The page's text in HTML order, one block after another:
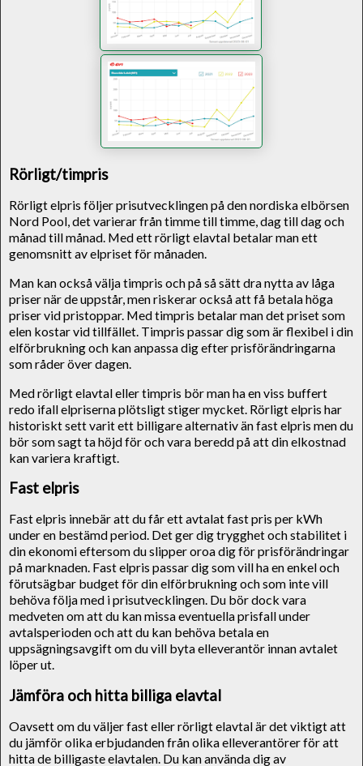
Rörligt/timpris
Rörligt elpris följer prisutvecklingen på den nordiska elbörsen
Nord Pool, det varierar från timme till timme, dag till dag och
månad till månad. Med ett rörligt elavtal betalar man ett
genomsnitt av elpriset för månaden.
Man kan också välja timpris och på så sätt dra nytta av låga
priser när de uppstår, men riskerar också att få betala höga
priser vid pristoppar. Med timpris betalar man det priset som
elen kostar vid tillfället. Timpris passar dig som är flexibel i din
elförbrukning och kan anpassa dig efter prisförändringarna
som råder över dagen.
Med rörligt elavtal eller timpris bör man ha en viss buffert
redo ifall elpriserna plötsligt stiger mycket. Rörligt elpris har
historiskt sett varit ett billigare alternativ än fast elpris men du
bör som sagt ta höjd för och vara beredd på att din elkostnad
kan variera kraftigt.
Fast elpris
Fast elpris innebär att du får ett avtalat fast pris per kWh
under en bestämd period. Det ger dig trygghet och stabilitet i
din ekonomi eftersom du slipper oroa dig för prisförändringar
på marknaden. Fast elpris passar dig som vill ha en enkel och
förutsägbar budget för din elförbrukning och som inte vill
behöva följa med i prisutvecklingen. Du bör dock vara
medveten om att du kan missa eventuella prisfall under
avtalsperioden och att du kan behöva betala en
uppsägningsavgift om du vill byta elleverantör innan avtalet
löper ut.
Jämföra och hitta billiga elavtal
Oavsett om du väljer fast eller rörligt elavtal är det viktigt att
du jämför olika erbjudanden från olika elleverantörer för att
hitta de billigaste elavtalen. Du kan använda dig av